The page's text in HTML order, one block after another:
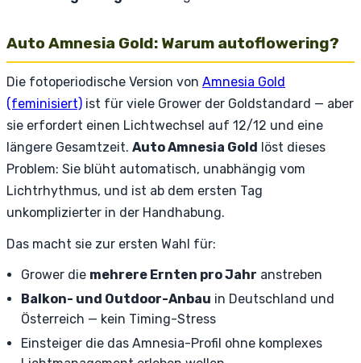
Auto Amnesia Gold: Warum autoflowering?
Die fotoperiodische Version von Amnesia Gold
(feminisiert) ist für viele Grower der Goldstandard — aber
sie erfordert einen Lichtwechsel auf 12/12 und eine
längere Gesamtzeit. Auto Amnesia Gold löst dieses
Problem: Sie blüht automatisch, unabhängig vom
Lichtrhythmus, und ist ab dem ersten Tag
unkomplizierter in der Handhabung.
Das macht sie zur ersten Wahl für:
Grower die mehrere Ernten pro Jahr anstreben
Balkon- und Outdoor-Anbau in Deutschland und
Österreich — kein Timing-Stress
Einsteiger die das Amnesia-Profil ohne komplexes